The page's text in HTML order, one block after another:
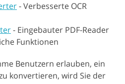
-Verbesserte OCR
- Eingebauter PDF-Reader
Funktionen
Benutzern erlauben, ein
konvertieren, wird Sie der